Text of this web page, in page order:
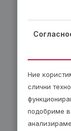
Ние
слични
подобриме